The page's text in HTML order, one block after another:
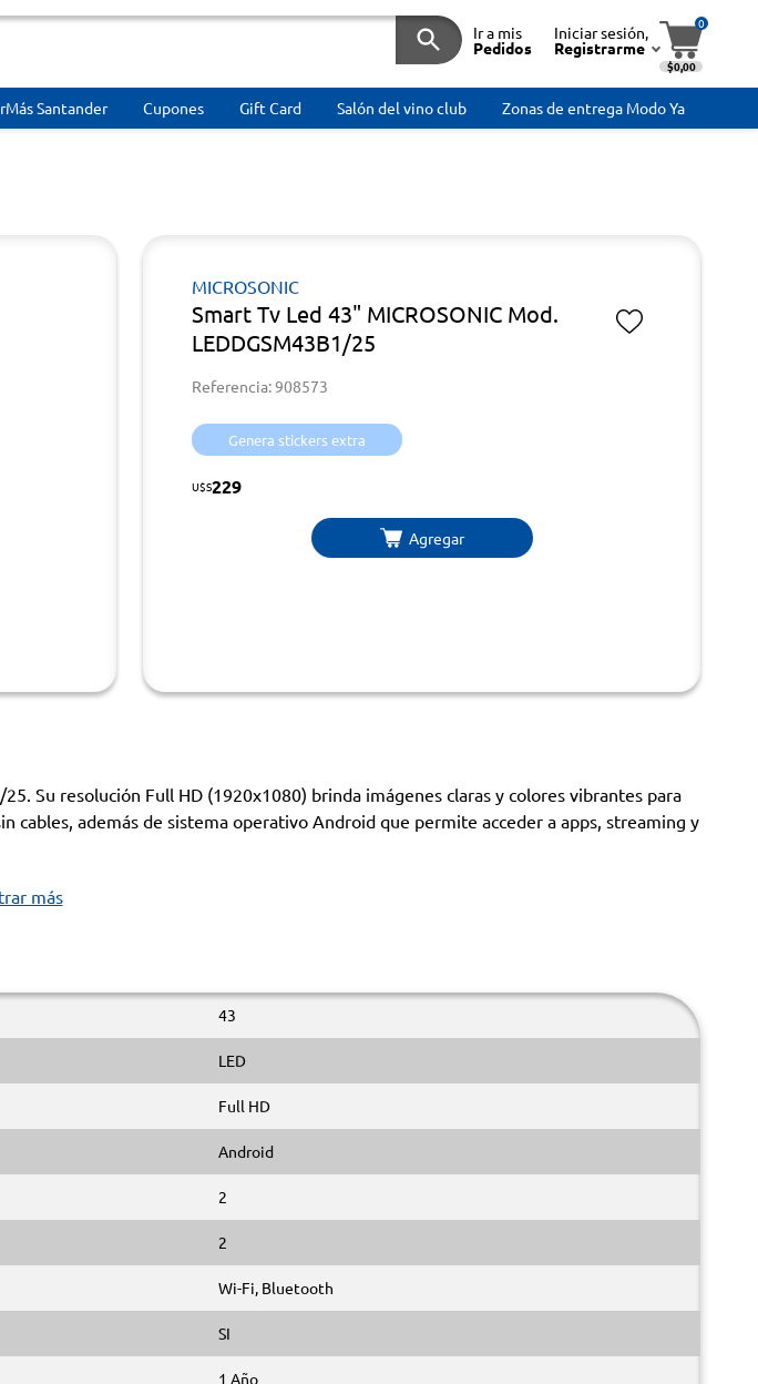
Ir a mis
Pedidos
Iniciar sesión,
Registrarme
0
$0,00
Santander Cupones Gift Card Salón del vino club Zonas de entrega Modo Ya
MICROSONIC
Smart Tv Led 43" MICROSONIC Mod.
LEDDGSM43B1/25
Referencia: 908573
Genera stickers extra
U$S229
Agregar
Su resolución Full HD (1920x1080) brinda imágenes claras y colores vibrantes para
además de sistema operativo Android que permite acceder a apps, streaming y
más
43
LED
Full HD
Android
2
2
Wi-Fi, Bluetooth
SI
1 Año